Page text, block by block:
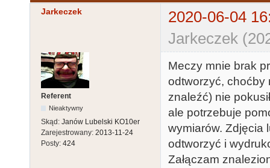
Jarkeczek
2020-06-04
Jarkeczek
Referent
Nieaktywny
Skąd: Janów Lubelski KO10er
Zarejestrowany: 2013-11-24
Posty: 424
Meczy mnie brak
odtworzyć, choćby
znaleźć) nie
ale potrzebuje
wymiarów. Zdjęcia
odtworzyć i
Załączam